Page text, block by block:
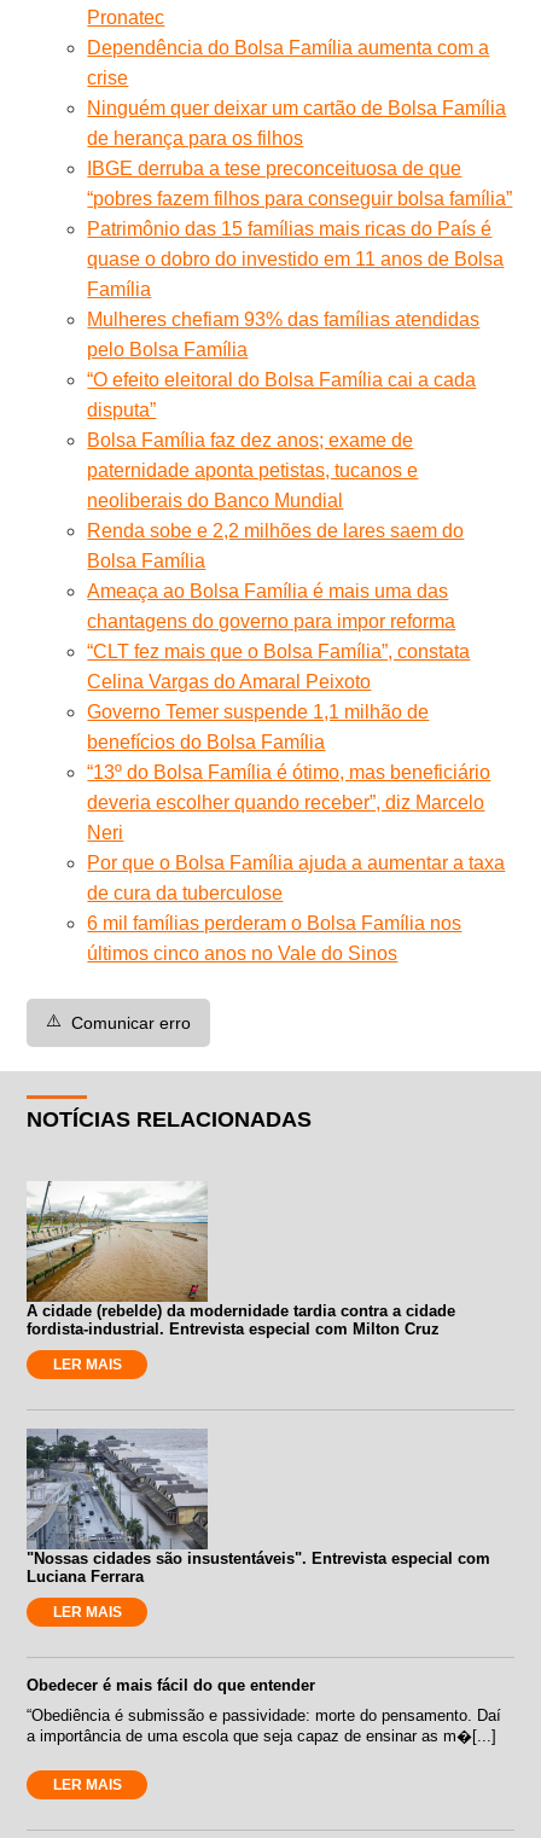
Pronatec
Dependência do Bolsa Família aumenta com a
crise
Ninguém quer deixar um cartão de Bolsa Família
de herança para os filhos
IBGE derruba a tese preconceituosa de que
“pobres fazem filhos para conseguir bolsa família”
Patrimônio das 15 famílias mais ricas do País é
quase o dobro do investido em 11 anos de Bolsa
Família
Mulheres chefiam 93% das famílias atendidas
pelo Bolsa Família
“O efeito eleitoral do Bolsa Família cai a cada
disputa”
Bolsa Família faz dez anos; exame de
paternidade aponta petistas, tucanos e
neoliberais do Banco Mundial
Renda sobe e 2,2 milhões de lares saem do
Bolsa Família
Ameaça ao Bolsa Família é mais uma das
chantagens do governo para impor reforma
“CLT fez mais que o Bolsa Família”, constata
Celina Vargas do Amaral Peixoto
Governo Temer suspende 1,1 milhão de
benefícios do Bolsa Família
“13º do Bolsa Família é ótimo, mas beneficiário
deveria escolher quando receber”, diz Marcelo
Neri
Por que o Bolsa Família ajuda a aumentar a taxa
de cura da tuberculose
6 mil famílias perderam o Bolsa Família nos
últimos cinco anos no Vale do Sinos
⚠️ Comunicar erro
NOTÍCIAS RELACIONADAS
A cidade (rebelde) da modernidade tardia contra a cidade
fordista-industrial. Entrevista especial com Milton Cruz
LER MAIS
"Nossas cidades são insustentáveis". Entrevista especial com
Luciana Ferrara
LER MAIS
Obedecer é mais fácil do que entender
“Obediência é submissão e passividade: morte do pensamento. Daí
a importância de uma escola que seja capaz de ensinar as m�[...]
LER MAIS